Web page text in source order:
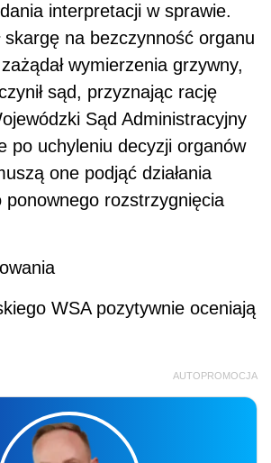
interpretacji w sprawie.
skargę na bezczynność organu
wymierzenia grzywny,
sąd, przyznając rację
Sąd Administracyjny
po uchyleniu decyzji organów
one podjąć działania
ponownego rozstrzygnięcia
WSA pozytywnie oceniają
AUTOPROMOCJA